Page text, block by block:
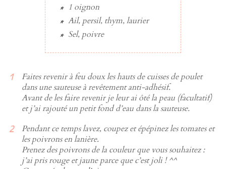
1 oignon
Ail, persil, thym, laurier
Sel, poivre
Faites revenir à feu doux les hauts de cuisses de poulet
dans une sauteuse à revêtement anti-adhésif.
Avant de les faire revenir je leur ai ôté la peau (facultatif)
et j’ai rajouté un petit fond d’eau dans la sauteuse.
Pendant ce temps lavez, coupez et épépinez les tomates et
les poivrons en lanière.
Prenez des poivrons de la couleur que vous souhaitez :
j’ai pris rouge et jaune parce que c’est joli ! ^^